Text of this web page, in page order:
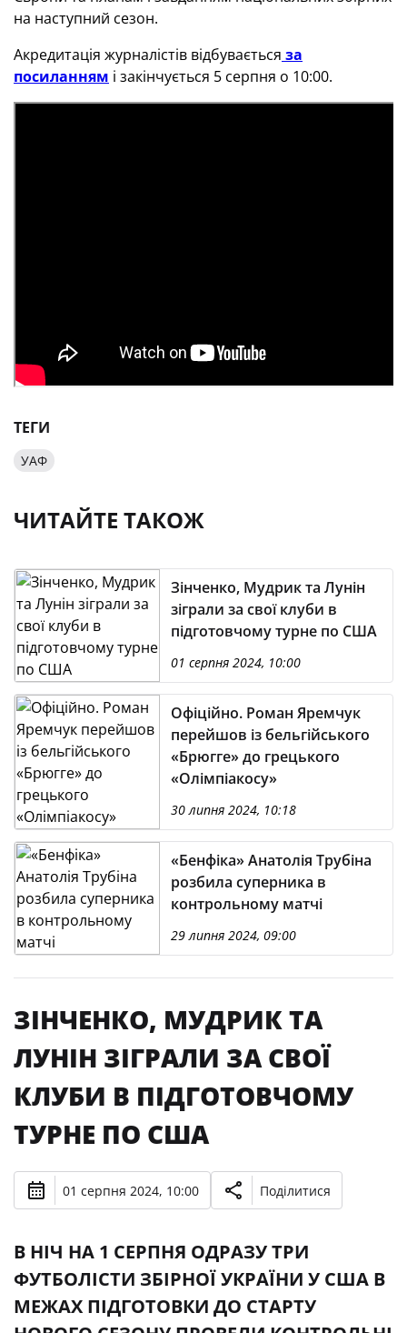
на наступний сезон.
Акредитація журналістів відбувається за
посиланням і закінчується 5 серпня о 10:00.
ТЕГИ
УАФ
ЧИТАЙТЕ ТАКОЖ
Зінченко, Мудрик та Лунін
зіграли за свої клуби в
підготовчому турне по США
01 серпня 2024, 10:00
Офіційно. Роман Яремчук
перейшов із бельгійського
«Брюгге» до грецького
«Олімпіакосу»
30 липня 2024, 10:18
«Бенфіка» Анатолія Трубіна
розбила суперника в
контрольному матчі
29 липня 2024, 09:00
ЗІНЧЕНКО, МУДРИК ТА
ЛУНІН ЗІГРАЛИ ЗА СВОЇ
КЛУБИ В ПІДГОТОВЧОМУ
ТУРНЕ ПО США
01 серпня 2024, 10:00 Поділитися
В НІЧ НА 1 СЕРПНЯ ОДРАЗУ ТРИ
ФУТБОЛІСТИ ЗБІРНОЇ УКРАЇНИ У США В
МЕЖАХ ПІДГОТОВКИ ДО СТАРТУ